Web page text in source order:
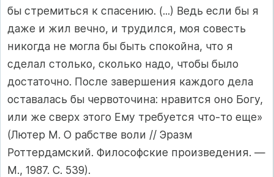
бы стремиться к спасению. (...) Ведь если бы я
даже и жил вечно, и трудился, моя совесть
никогда не могла бы быть спокойна, что я
сделал столько, сколько надо, чтобы было
достаточно. После завершения каждого дела
оставалась бы чер­воточина: нравится оно Богу,
или же сверх этого Ему требуется что-то еще»
(Лютер М. О рабстве воли // Эразм
Роттердамский. Фи­лософские произведения. —
М., 1987. С. 539).